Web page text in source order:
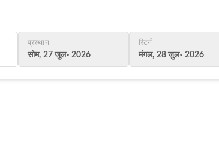
प्रस्थान
सोम, 27 जुल॰ 2026
रिटर्न
मंगल, 28 जुल॰ 2026